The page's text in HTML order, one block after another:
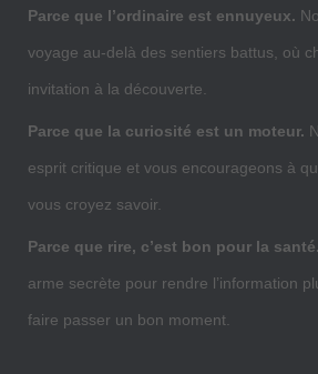
Parce que l’ordinaire est ennuyeux.
voyage au-delà des sentiers battus, où
invitation à la découverte.
Parce que la curiosité est un moteur.
esprit critique et vous encourageons à
vous croyez savoir.
Parce que rire, c’est bon pour la santé.
arme secrète pour rendre l’information
faire passer un bon moment.